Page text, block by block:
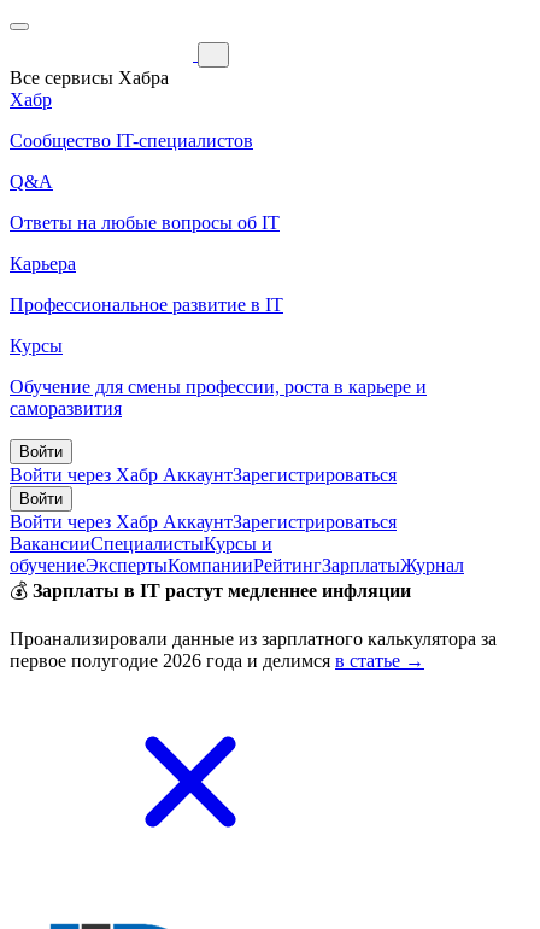
Все сервисы Хабра
Хабр
Сообщество IT-специалистов
Q&A
Ответы на любые вопросы об IT
Карьера
Профессиональное развитие в IT
Курсы
Обучение для смены профессии, роста в карьере и
саморазвития
Войти
Войти через Хабр АккаунтЗарегистрироваться
Войти
Войти через Хабр АккаунтЗарегистрироваться
ВакансииСпециалистыКурсы и
обучениеЭкспертыКомпанииРейтингЗарплатыЖурнал
💰 Зарплаты в IT растут медленнее инфляции
Проанализировали данные из зарплатного калькулятора за
первое полугодие 2026 года и делимся в статье →